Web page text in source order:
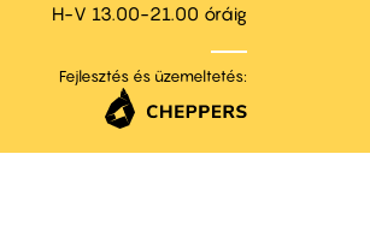
H-V 13.00-21.00 óráig
Fejlesztés és üzemeltetés: